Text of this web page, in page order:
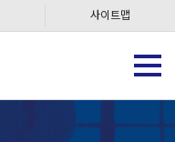
사이트맵